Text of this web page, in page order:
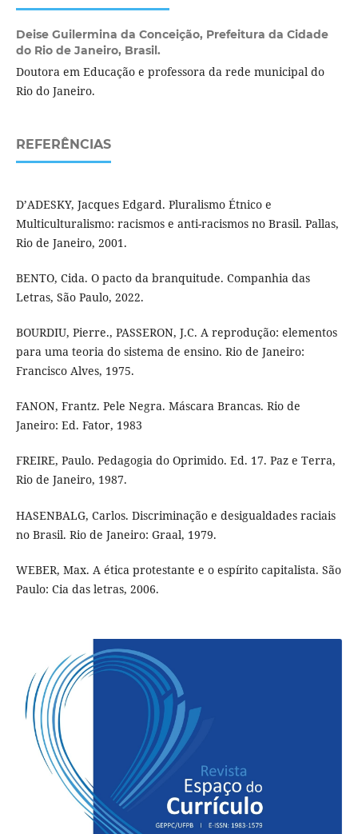
Deise Guilermina da Conceição, Prefeitura da Cidade
do Rio de Janeiro, Brasil.
Doutora em Educação e professora da rede municipal do
Rio do Janeiro.
REFERÊNCIAS
D’ADESKY, Jacques Edgard. Pluralismo Étnico e
Multiculturalismo: racismos e anti-racismos no Brasil. Pallas,
Rio de Janeiro, 2001.
BENTO, Cida. O pacto da branquitude. Companhia das
Letras, São Paulo, 2022.
BOURDIU, Pierre., PASSERON, J.C. A reprodução: elementos
para uma teoria do sistema de ensino. Rio de Janeiro:
Francisco Alves, 1975.
FANON, Frantz. Pele Negra. Máscara Brancas. Rio de
Janeiro: Ed. Fator, 1983
FREIRE, Paulo. Pedagogia do Oprimido. Ed. 17. Paz e Terra,
Rio de Janeiro, 1987.
HASENBALG, Carlos. Discriminação e desigualdades raciais
no Brasil. Rio de Janeiro: Graal, 1979.
WEBER, Max. A ética protestante e o espírito capitalista. São
Paulo: Cia das letras, 2006.